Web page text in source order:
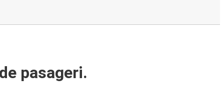
pasageri.